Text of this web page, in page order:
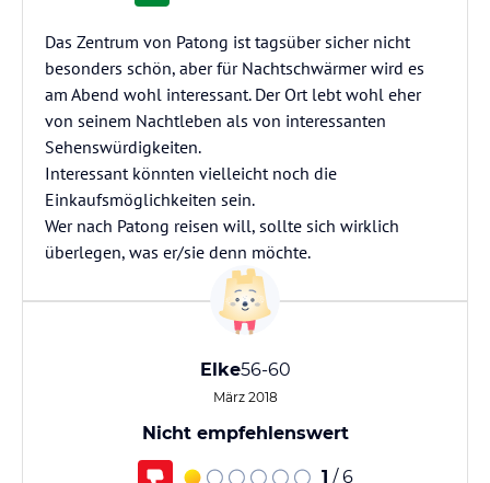
Das Zentrum von Patong ist tagsüber sicher nicht
besonders schön, aber für Nachtschwärmer wird es
am Abend wohl interessant. Der Ort lebt wohl eher
von seinem Nachtleben als von interessanten
Sehenswürdigkeiten.
Interessant könnten vielleicht noch die
Einkaufsmöglichkeiten sein.
Wer nach Patong reisen will, sollte sich wirklich
überlegen, was er/sie denn möchte.
Elke56-60
März 2018
Nicht empfehlenswert
1 / 6